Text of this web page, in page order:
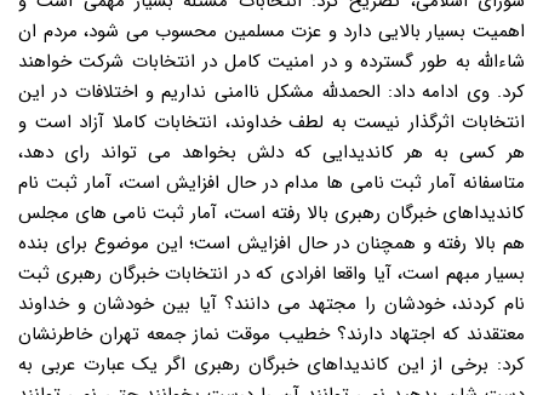
اهمیت بسیار بالایی دارد و عزت مسلمین محسوب می شود، مردم ان
شاءالله به طور گسترده و در امنیت کامل در انتخابات شرکت خواهند
کرد. وی ادامه داد: الحمدلله مشکل ناامنی نداریم و اختلافات در این
انتخابات اثرگذار نیست به لطف خداوند، انتخابات کاملا آزاد است و
هر کسی به هر کاندیدایی که دلش بخواهد می تواند رای دهد،
متاسفانه آمار ثبت نامی ها مدام در حال افزایش است، آمار ثبت نام
کاندیداهای خبرگان رهبری بالا رفته است، آمار ثبت نامی های مجلس
هم بالا رفته و همچنان در حال افزایش است؛ این موضوع برای بنده
بسیار مبهم است، آیا واقعا افرادی که در انتخابات خبرگان رهبری ثبت
نام کردند، خودشان را مجتهد می دانند؟ آیا بین خودشان و خداوند
معتقدند که اجتهاد دارند؟ خطیب موقت نماز جمعه تهران خاطرنشان
کرد: برخی از این کاندیداهای خبرگان رهبری اگر یک عبارت عربی به